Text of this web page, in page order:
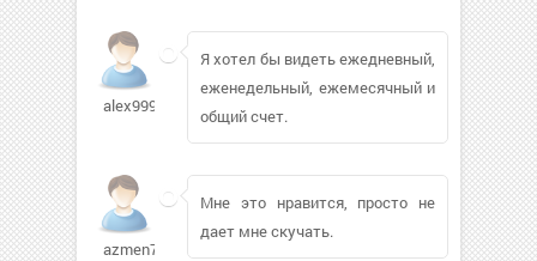
alex999995112
Я хотел бы видеть ежедневный,
еженедельный, ежемесячный и
общий счет.
azmen78134
Мне это нравится, просто не
дает мне скучать.